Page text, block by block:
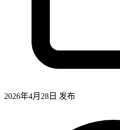
2026年4月28日 发布